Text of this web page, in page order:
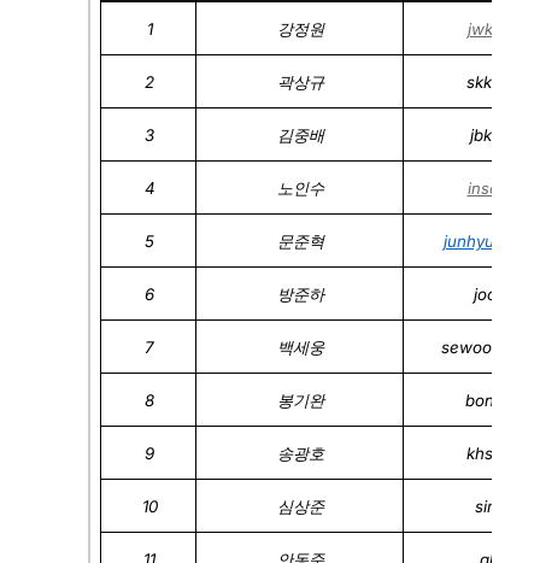
1 강정원
2 곽상규
3 김중배
4 노인수
5 문준혁
6 방준하
7 백세웅
8 봉기완
9 송광호
10 심상준